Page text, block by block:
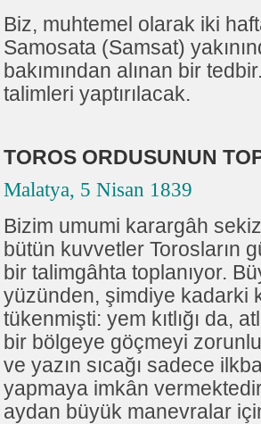
Biz, muhtemel olarak iki
Samosata (Samsat)
bakımından alınan bir
talimleri yaptırılacak.
TOROS ORDUSUNUN
Malatya, 5 Nisan 1839
Bizim umumi karargâh
bütün kuvvetler Torosların
bir talimgâhta toplanıyor.
yüzünden, şimdiye kadarki
tükenmişti: yem kıtlığı da,
bir bölgeye göçmeyi zorunlu
ve yazın sıcağı sadece
yapmaya imkân
aydan büyük manevralar